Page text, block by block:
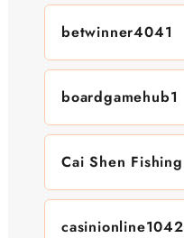
betwinner4041
boardgamehub1
Cai Shen Fishing
casinionline1042